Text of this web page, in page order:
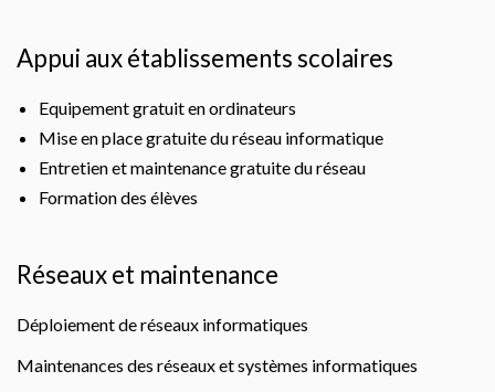
Appui aux établissements scolaires
Equipement gratuit en ordinateurs
Mise en place gratuite du réseau informatique
Entretien et maintenance gratuite du réseau
Formation des élèves
Réseaux et maintenance
Déploiement de réseaux informatiques
Maintenances des réseaux et systèmes informatiques